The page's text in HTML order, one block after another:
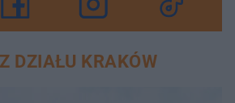
DZIAŁU KRAKÓW